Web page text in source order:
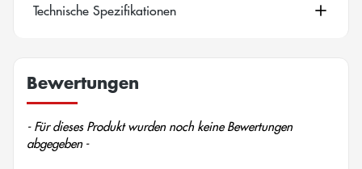
Technische Spezifikationen
Bewertungen
- Für dieses Produkt wurden noch keine Bewertungen
abgegeben -
New content loaded